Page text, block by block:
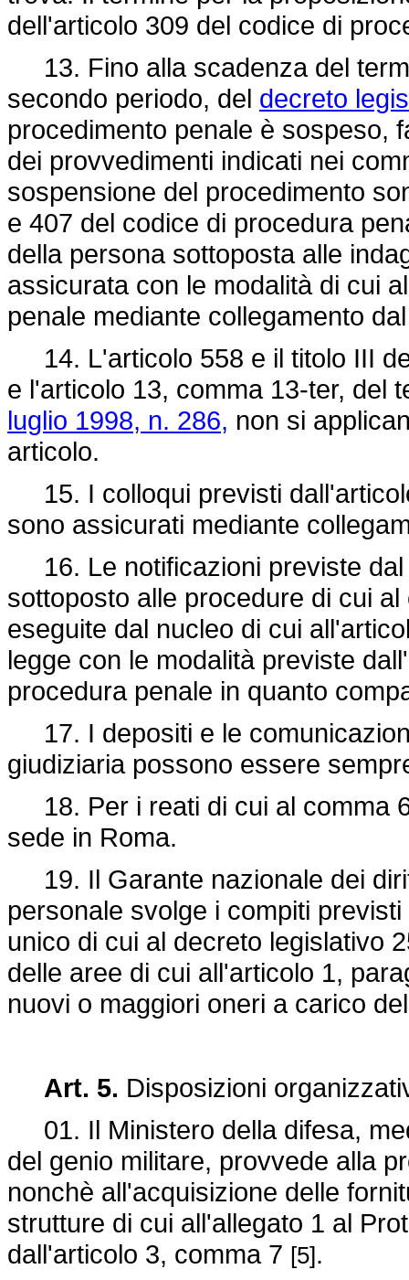
dell'articolo 309 del codice di
13. Fino alla scadenza del
secondo periodo, del decreto
procedimento penale è sospeso,
dei provvedimenti indicati nei
sospensione del procedimento
e 407 del codice di procedura
della persona sottoposta alle
assicurata con le modalità di cui
penale mediante collegamento
14. L'articolo 558 e il titolo III
e l'articolo 13, comma 13-ter, del
luglio 1998, n. 286, non si
articolo.
15. I colloqui previsti
sono assicurati mediante
16. Le notificazioni previste dal
sottoposto alle procedure di cui
eseguite dal nucleo di cui
legge con le modalità previste
procedura penale in quanto
17. I depositi e le
giudiziaria possono essere
18. Per i reati di cui al comma
sede in Roma.
19. Il Garante nazionale dei
personale svolge i compiti
unico di cui al decreto legislativo
delle aree di cui all'articolo 1,
nuovi o maggiori oneri a carico
Art. 5. Disposizioni
01. Il Ministero della difesa,
del genio militare, provvede alla
nonchè all'acquisizione delle
strutture di cui all'allegato 1 al
dall'articolo 3, comma 7 [5].